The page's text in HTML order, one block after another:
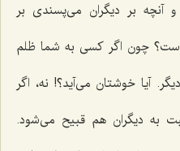
آنچه بر دیگران مى‌پسندى بر
چون اگر کسى به شما ظلم
آیا خوشتان می‌آید؟! نه، اگر
به دیگران هم قبیح مى‌شود.